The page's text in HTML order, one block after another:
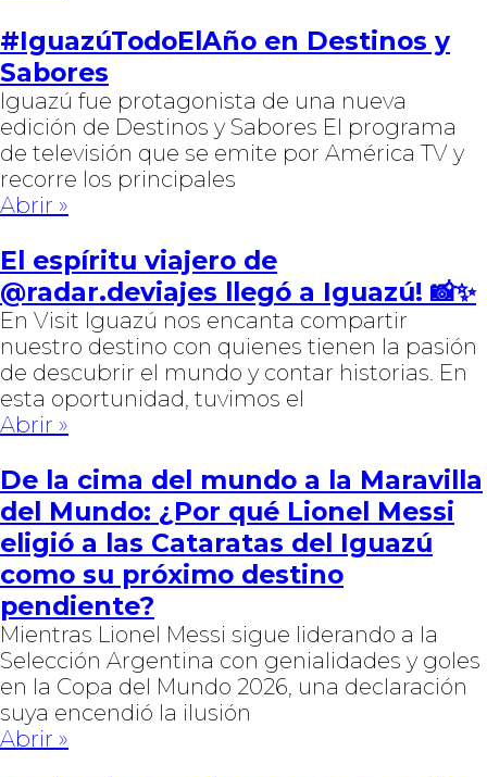
#IguazúTodoElAño en Destinos y
Sabores
Iguazú fue protagonista de una nueva
edición de Destinos y Sabores El programa
de televisión que se emite por América TV y
recorre los principales
Abrir »
El espíritu viajero de
@radar.deviajes llegó a Iguazú! 📸✨
En Visit Iguazú nos encanta compartir
nuestro destino con quienes tienen la pasión
de descubrir el mundo y contar historias. En
esta oportunidad, tuvimos el
Abrir »
De la cima del mundo a la Maravilla
del Mundo: ¿Por qué Lionel Messi
eligió a las Cataratas del Iguazú
como su próximo destino
pendiente?
Mientras Lionel Messi sigue liderando a la
Selección Argentina con genialidades y goles
en la Copa del Mundo 2026, una declaración
suya encendió la ilusión
Abrir »